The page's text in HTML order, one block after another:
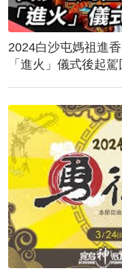
2024白沙屯媽祖進
「進火」儀式後起駕